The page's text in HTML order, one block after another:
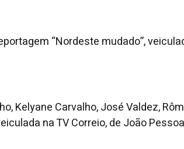
“Nordeste mudado”,
Kelyane Carvalho, José Valdez,
na TV Correio, de João